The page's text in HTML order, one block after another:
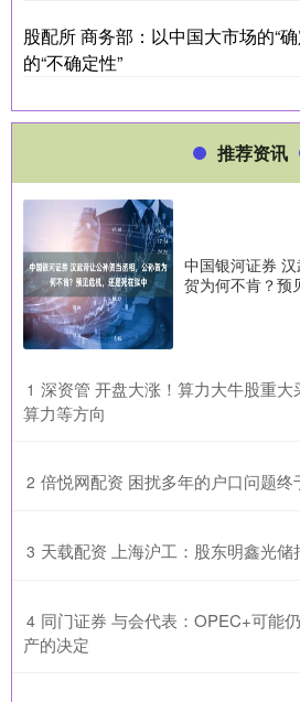
股配所 商务部：以中国大市场的“
的“不确定性”
推荐资讯
中国银河证券
贺为何不肯？预
1 深资管 开盘大涨！算力大牛股重
算力等方向
2 倍悦网配资 困扰多年的户口问题终
3 天载配资 上海沪工：股东明鑫光
4 同门证券 与会代表：OPEC+可能
产的决定